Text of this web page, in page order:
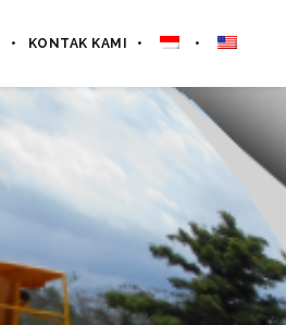
KONTAK KAMI